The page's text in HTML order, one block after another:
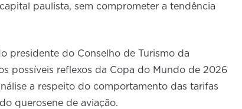
paulista, sem comprometer a tendência
presidente do Conselho de Turismo da
possíveis reflexos da Copa do Mundo de 2026
a respeito do comportamento das tarifas
querosene de aviação.